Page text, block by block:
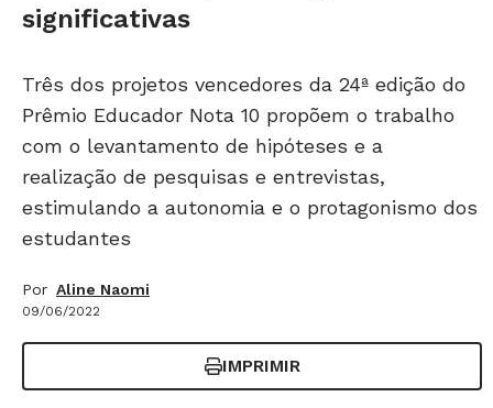
significativas
Três dos projetos vencedores da 24ª edição do
Prêmio Educador Nota 10 propõem o trabalho
com o levantamento de hipóteses e a
realização de pesquisas e entrevistas,
estimulando a autonomia e o protagonismo dos
estudantes
Por Aline Naomi
09/06/2022
IMPRIMIR